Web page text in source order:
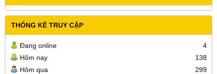
THỐNG KÊ TRUY CẬP
Đang online
4
Hôm nay
138
Hôm qua
299